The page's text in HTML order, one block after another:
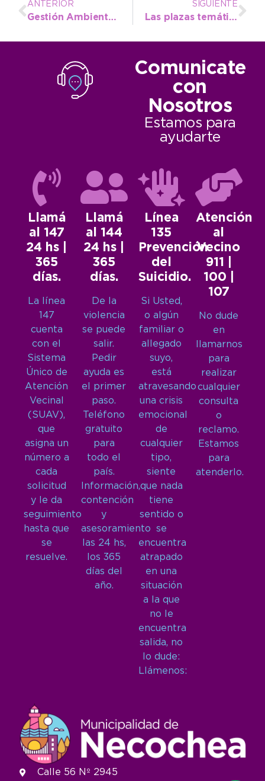
ANTERIOR
Gestión Ambiental inspecciona talleres mecánicos y lavaderos
SIGUIENTE
Las plazas temáticas con sus atracciones, un rasgo distintivo de los festejos por el aniversario local
Comunicate
con
Nosotros
Estamos para
ayudarte
Llamá
al 147
24 hs |
365
días.
La línea
147
cuenta
con el
Sistema
Único de
Atención
Vecinal
(SUAV),
que
asigna un
número a
cada
solicitud
y le da
seguimiento
hasta que
se
resuelve.
Llamá
al 144
24 hs |
365
días.
De la
violencia
se puede
salir.
Pedir
ayuda es
el primer
paso.
Teléfono
gratuito
para
todo el
país.
Información,
contención
y
asesoramiento
las 24 hs,
los 365
días del
año.
Línea
135
Prevención
del
Suicidio.
Si Usted,
o algún
familiar o
allegado
suyo,
está
atravesando
una crisis
emocional
de
cualquier
tipo,
siente
que nada
tiene
sentido o
se
encuentra
atrapado
en una
situación
a la que
no le
encuentra
salida, no
lo dude:
Llámenos:
Atención
al
Vecino
911 |
100 |
107
No dude
en
llamarnos
para
realizar
cualquier
consulta
o
reclamo.
Estamos
para
atenderlo.
Calle 56 Nº 2945